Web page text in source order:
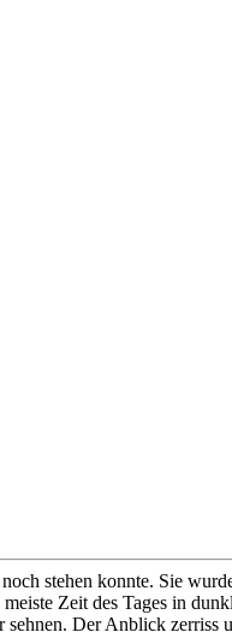
stehen konnte. Sie
Zeit des Tages in
Der Anblick